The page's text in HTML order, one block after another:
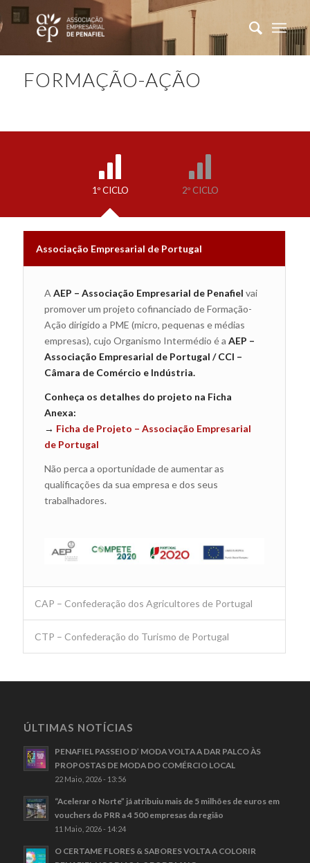
FORMAÇÃO-AÇÃO
1º CICLO 2º CICLO
Associação Empresarial de Portugal
A AEP – Associação Empresarial de Penafiel vai
promover um projeto cofinanciado de Formação-
Ação dirigido a PME (micro, pequenas e médias
empresas), cujo Organismo Intermédio é a AEP –
Associação Empresarial de Portugal / CCI –
Câmara de Comércio e Indústria.
Conheça os detalhes do projeto na Ficha
Anexa:
→ Ficha de Projeto – Associação Empresarial
de Portugal
Não perca a oportunidade de aumentar as
qualificações da sua empresa e dos seus
trabalhadores.
CAP – Confederação dos Agricultores de Portugal
CTP – Confederação do Turismo de Portugal
ÚLTIMAS NOTÍCIAS
PENAFIEL PASSEIO D’ MODA VOLTA A DAR PALCO ÀS
PROPOSTAS DE MODA DO COMÉRCIO LOCAL
22 Maio, 2026 - 13:56
“Acelerar o Norte” já atribuiu mais de 5 milhões de euros em
vouchers do PRR a 4 500 empresas da região
11 Maio, 2026 - 14:24
O CERTAME FLORES & SABORES VOLTA A COLORIR